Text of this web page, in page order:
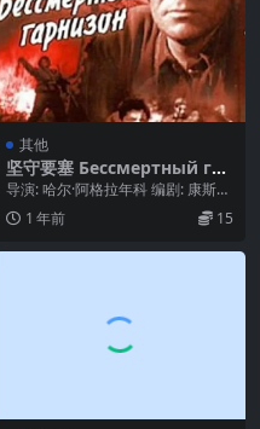
其他
坚守要塞 Бессмертный гар
низон (1956)
导演: 哈尔·阿格拉年科 编剧: 康斯坦
丁·西蒙诺夫 主演: 瓦西里·马卡罗
夫 ...1 年前 15